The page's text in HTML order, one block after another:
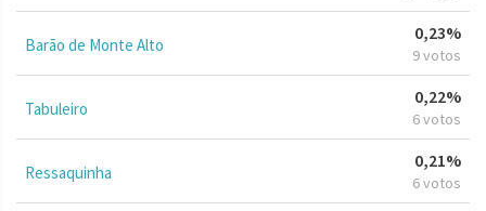
Barão de Monte Alto
0,23%
9 votos
Tabuleiro
0,22%
6 votos
Ressaquinha
0,21%
6 votos